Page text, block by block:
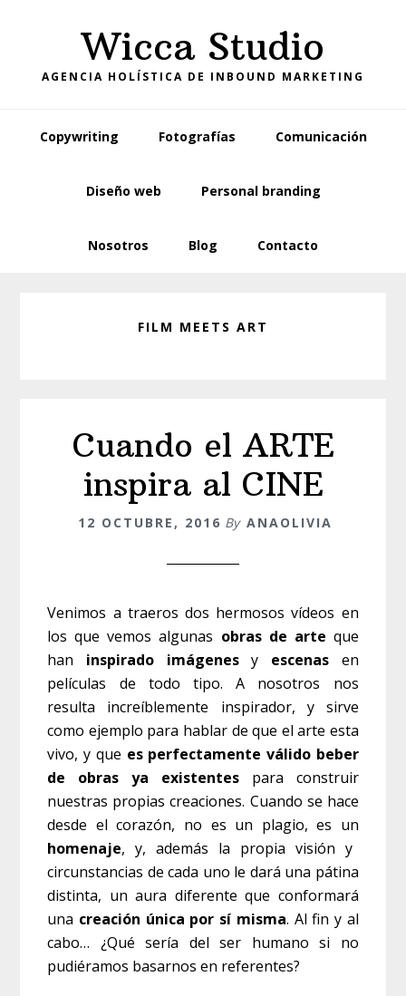
navigation
content
Wicca Studio
AGENCIA HOLÍSTICA DE INBOUND MARKETING
Copywriting Fotografías Comunicación
Diseño web Personal branding
Nosotros Blog Contacto
FILM MEETS ART
Cuando el ARTE
inspira al CINE
12 OCTUBRE, 2016 By ANAOLIVIA
Venimos a traeros dos hermosos vídeos en
los que vemos algunas obras de arte que
han inspirado imágenesy escenasen
películas de todo tipo. A nosotros nos
resulta increíblemente inspirador, y sirve
como ejemplo para hablar de que el arte esta
vivo, y que es perfectamente válido beber
de obras ya existentespara construir
nuestras propias creaciones. Cuando se hace
desde el corazón, no es un plagio, es un
homenaje, y, además la propia visión y
circunstancias de cada uno le dará una pátina
distinta, un aura diferente que conformará
una creación única por sí misma. Al fin y al
cabo… ¿Qué sería del ser humano si no
pudiéramos basarnos en referentes?